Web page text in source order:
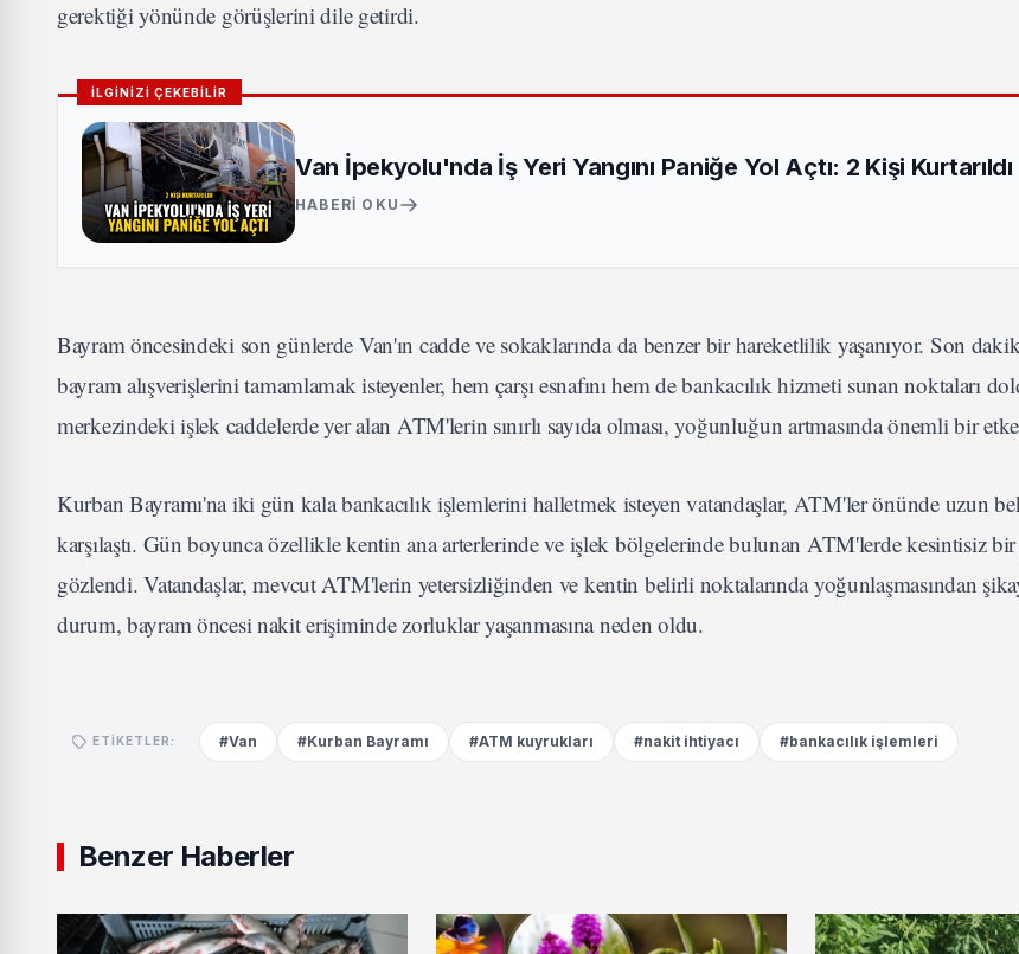
gerektiği yönünde görüşlerini dile getirdi.
İLGİNİZİ ÇEKEBİLİR
Van İpekyolu'nda İş Yeri Yangını Paniğe Yol Açtı: 2 Kişi Kurtarıldı
HABERI OKU
Bayram öncesindeki son günlerde Van'ın cadde ve sokaklarında da benzer bir hareketlilik yaşanıyor. Son
bayram alışverişlerini tamamlamak isteyenler, hem çarşı esnafını hem de bankacılık hizmeti sunan noktaları
merkezindeki işlek caddelerde yer alan ATM'lerin sınırlı sayıda olması, yoğunluğun artmasında önemli bir
Kurban Bayramı'na iki gün kala bankacılık işlemlerini halletmek isteyen vatandaşlar, ATM'ler önünde uzun
karşılaştı. Gün boyunca özellikle kentin ana arterlerinde ve işlek bölgelerinde bulunan ATM'lerde kesintisiz
gözlendi. Vatandaşlar, mevcut ATM'lerin yetersizliğinden ve kentin belirli noktalarında yoğunlaşmasından
durum, bayram öncesi nakit erişiminde zorluklar yaşanmasına neden oldu.
ETIKETLER: #Van #Kurban Bayramı #ATM kuyrukları #nakit ihtiyacı #bankacılık işlemleri
Benzer Haberler